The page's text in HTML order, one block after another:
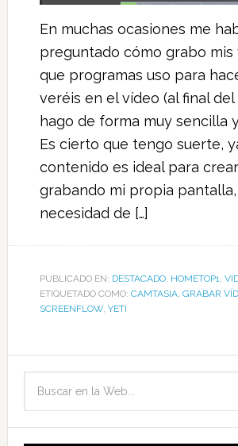
En muchas ocasiones me
preguntado cómo grabo mis
que programas uso para
veréis en el vídeo (al final
hago de forma muy sencilla
Es cierto que tengo suerte,
contenido es ideal para
grabando mi propia pantalla,
necesidad de […]
PUBLICADO EN: DESTACADO, HOMETOP1,
ETIQUETADO COMO: CAMTASIA, GRABAR
SCREENFLOW, YETI